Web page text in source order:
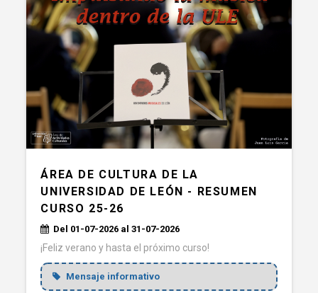
ÁREA DE CULTURA DE LA
UNIVERSIDAD DE LEÓN - RESUMEN
CURSO 25-26
Del 01-07-2026 al 31-07-2026
¡Feliz verano y hasta el próximo curso!
Mensaje informativo